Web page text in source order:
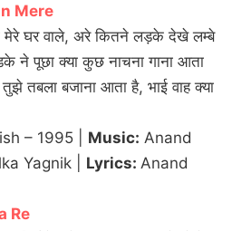
Mere
मेरे घर वाले, अरे कितने लड़के देखे लम्बे
ने पूछा क्या कुछ नाचना गाना आता
तबला बजाना आता है, भाई वाह क्या
– 1995 | Music: Anand
Yagnik | Lyrics: Anand
Re